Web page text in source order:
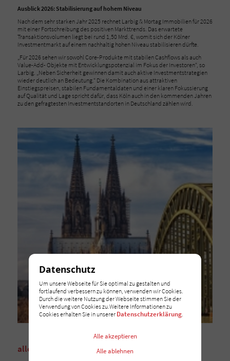
Ausblick 2026: Stabilisierung auf hohem Niveau
Nach dem sehr starken Jahr 2025 rechnet Larbig & Mortag Immobilien für 2026
mit einer Fortschreibung des positiven Markttrends. Das erwartete
Transaktionsvolumen liegt bei rund 1,50 Mrd. €, womit sich der Kölner
Investmentmarkt auf einem nachhaltig hohen Niveau stabilisieren dürfte.
„Für 2026 sehen wir sowohl Core-Produkte mit stabilen Cashflows als auch
Value-Add- Objekte mit Entwicklungspotenzial im Fokus der Investoren“, so
Larbig. „Neben Sicherheit gewinnen damit auch aktive Investmentstrategien
wieder deutlich an Bedeutung.“ Die Kombination aus attraktiven
Einstiegspreisen, stabilen Fundamentaldaten und einer klaren Fokussierung
auf Qualität und Lage spricht dafür, dass Köln auch in den kommenden Jahren
zu den gefragtesten Investmentstandorten in Deutschland zählen wird.
alle Nachrichten
Datenschutz
Um unsere Webseite für Sie optimal zu gestalten und
fortlaufend verbessern zu können, verwenden wir Cookies.
Durch die weitere Nutzung der Webseite stimmen Sie der
Verwendung von Cookies zu.Weitere Informationen zu
Cookies erhalten Sie in unserer Datenschutzerklärung
Alle ablehnen
Alle akzeptieren